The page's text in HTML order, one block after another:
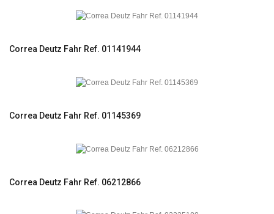
Correa Deutz Fahr Ref. 01141944
Correa Deutz Fahr Ref. 01145369
Correa Deutz Fahr Ref. 06212866